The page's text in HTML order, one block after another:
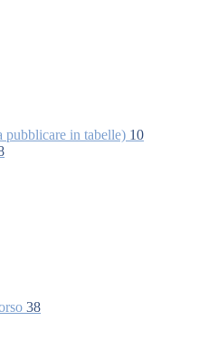
pubblicare in tabelle) 10
38